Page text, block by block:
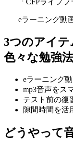
eラーニング動
3つのアイテ
色々な勉強
eラーニング
mp3音声をス
テスト前の復
隙間時間を活
どうやって